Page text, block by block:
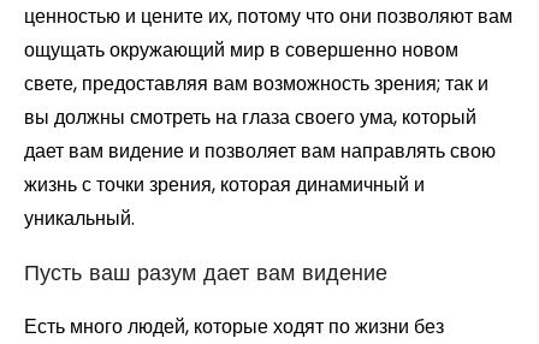
ценностью и цените их, потому что они позволяют вам
ощущать окружающий мир в совершенно новом
свете, предоставляя вам возможность зрения; так и
вы должны смотреть на глаза своего ума, который
дает вам видение и позволяет вам направлять свою
жизнь с точки зрения, которая динамичный и
уникальный.
Пусть ваш разум дает вам видение
Есть много людей, которые ходят по жизни без